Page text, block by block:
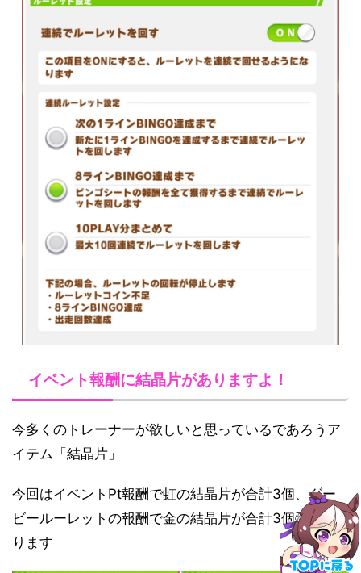
イベント報酬に結晶片がありますよ！
今多くのトレーナーが欲しいと思っているであろうア
イテム「結晶片」
今回はイベントPt報酬で虹の結晶片が合計3個、ダー
ビールーレットの報酬で金の結晶片が合計3個手に入
ります